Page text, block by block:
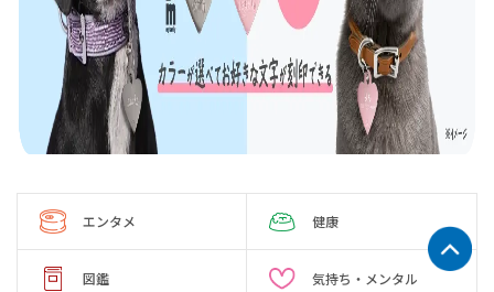
エンタメ 健康
図鑑 気持ち・メンタル